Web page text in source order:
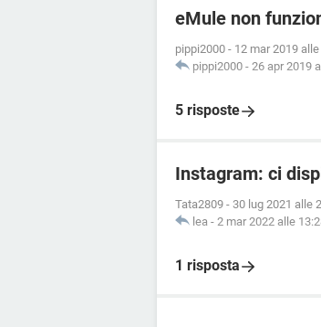
eMule non
pippi2000 - 12 mar 2019
pippi2000 - 26 apr 2019
5 risposte
Instagram: ci
Tata2809 - 30 lug 2021 alle
lea - 2 mar 2022 alle
1 risposta